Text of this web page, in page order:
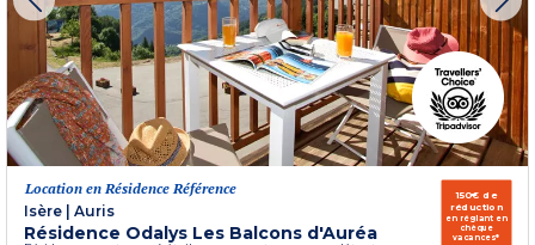
Location en Résidence Référence
Isère | Auris
Résidence Odalys Les Balcons d'Auréa
150€ de
réduction
en réglant en
chèque
vacances*